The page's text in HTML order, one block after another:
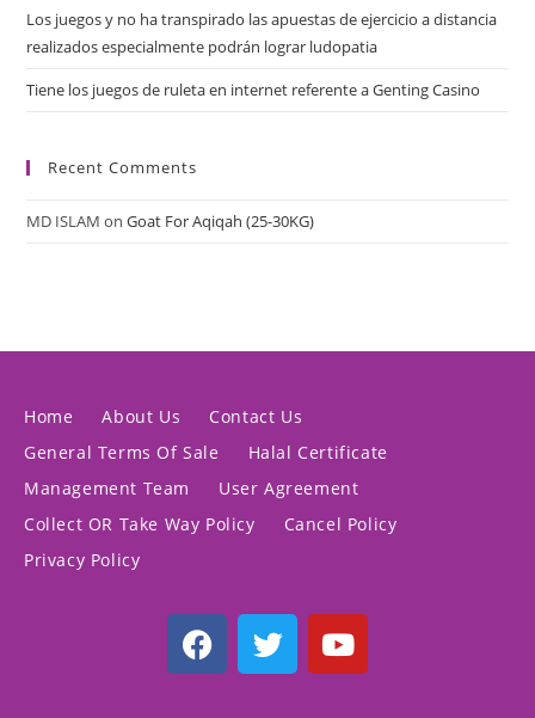
Los juegos y no ha transpirado las apuestas de ejercicio a distancia
realizados especialmente podrán lograr ludopatia
Tiene los juegos de ruleta en internet referente a Genting Casino
Recent Comments
MD ISLAM onGoat For Aqiqah (25-30KG)
Home About Us
Contact Us
General Terms Of Sale
Halal Certificate
Management Team
User Agreement
Collect OR Take Way Policy
Cancel Policy
Privacy Policy